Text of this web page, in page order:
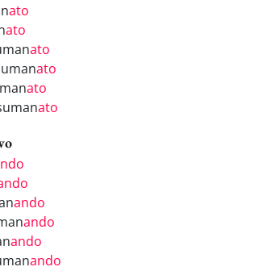
ato
ato
ato
ato
ato
ato
ando
ando
ando
ando